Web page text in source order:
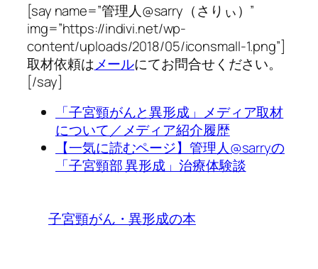
[say name=”管理人@sarry（さりぃ）”
img=”https://indivi.net/wp-
content/uploads/2018/05/iconsmall-1.png”]
取材依頼はメールにてお問合せください。
[/say]
「子宮頸がんと異形成」メディア取材
について／メディア紹介履歴
【一気に読むページ】管理人@sarryの
「子宮頸部 異形成」治療体験談
子宮頸がん・異形成の本